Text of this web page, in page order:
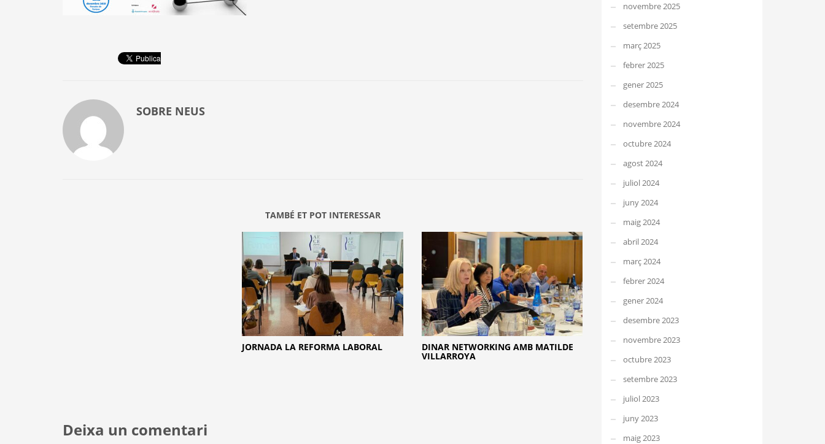
SOBRE NEUS
TAMBÉ ET POT INTERESSAR
JORNADA LA REFORMA LABORAL DINAR NETWORKING AMB MATILDE
VILLARROYA
Deixa un comentari
novembre 2025
setembre 2025
març 2025
febrer 2025
gener 2025
desembre 2024
novembre 2024
octubre 2024
agost 2024
juliol 2024
juny 2024
maig 2024
abril 2024
març 2024
febrer 2024
gener 2024
desembre 2023
novembre 2023
octubre 2023
setembre 2023
juliol 2023
juny 2023
maig 2023